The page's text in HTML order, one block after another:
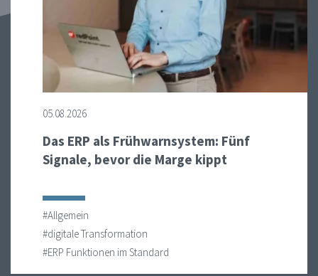
05.08.2026
Das ERP als Frühwarnsystem: Fünf
Signale, bevor die Marge kippt
#Allgemein
#digitale Transformation
#ERP Funktionen im Standard